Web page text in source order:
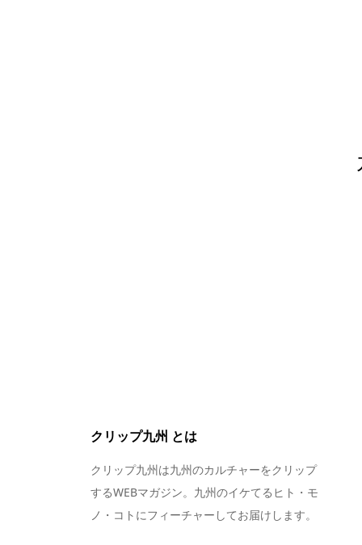
クリップ九州 とは
クリップ九州は九州のカルチャーをクリップ
するWEBマガジン。九州のイケてるヒト・モ
ノ・コトにフィーチャーしてお届けします。